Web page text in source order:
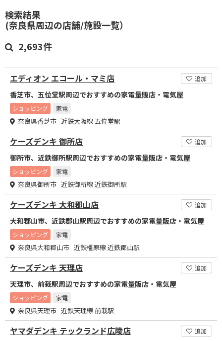
検索結果
(奈良県周辺の店舗/施設一覧）
2,693件
エディオン エコール・マミ店 追加
香芝市、五位堂駅周辺でおすすめの家電量販店・電気屋
ショッピング 家電
奈良県香芝市 近鉄大阪線 五位堂駅
ケーズデンキ 御所店 追加
御所市、近鉄御所駅周辺でおすすめの家電量販店・電気屋
ショッピング 家電
奈良県御所市 近鉄御所線 近鉄御所駅
ケーズデンキ 大和郡山店 追加
大和郡山市、近鉄郡山駅周辺でおすすめの家電量販店・電気屋
ショッピング 家電
奈良県大和郡山市 近鉄橿原線 近鉄郡山駅
ケーズデンキ 天理店 追加
天理市、前栽駅周辺でおすすめの家電量販店・電気屋
ショッピング 家電
奈良県天理市 近鉄天理線 前栽駅
ヤマダデンキ テックランド広陵店 追加